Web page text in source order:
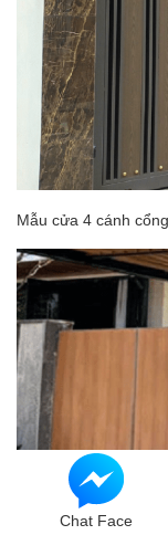
Mẫu cửa 4 cánh
Chat Face